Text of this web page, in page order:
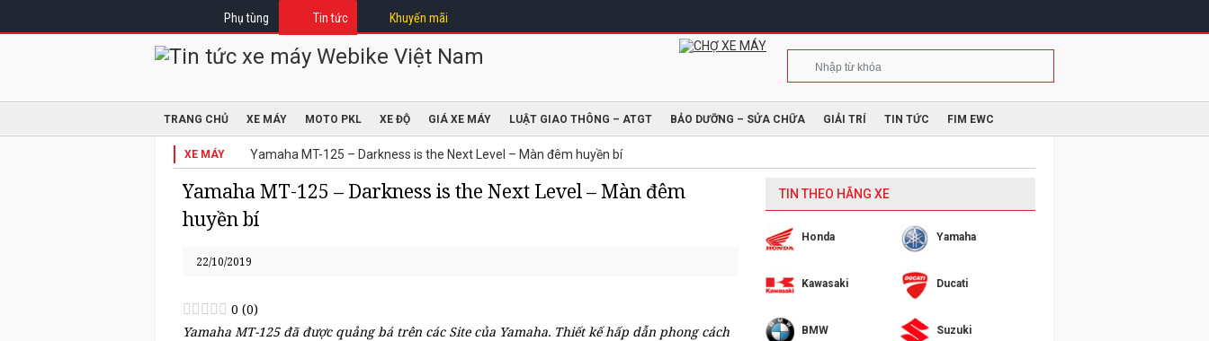
Phụ tùng Tin tức Khuyến mãi
TRANG CHỦ XE MÁY MOTO PKL XE ĐỘ GIÁ XE MÁY LUẬT GIAO THÔNG – ATGT BẢO DƯỠNG – SỬA CHỮA GIẢI TRÍ TIN TỨC FIM EWC
XE MÁY Yamaha MT-125 – Darkness is the Next Level – Màn đêm huyền bí
Yamaha MT-125 – Darkness is the Next Level – Màn đêm
huyền bí
22/10/2019
0 (0)
Yamaha MT-125 đã được quảng bá trên các Site của Yamaha. Thiết kế hấp dẫn phong cách
TIN THEO HÃNG XE
Honda Yamaha
Kawasaki Ducati
BMW Suzuki